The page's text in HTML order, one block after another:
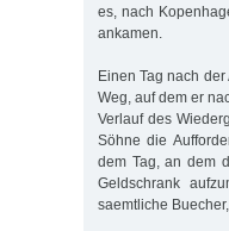
es, nach
ankamen.
Einen Tag nach
Weg, auf dem er
Verlauf des
Söhne die
dem Tag, an dem
Geldschrank
saemtliche